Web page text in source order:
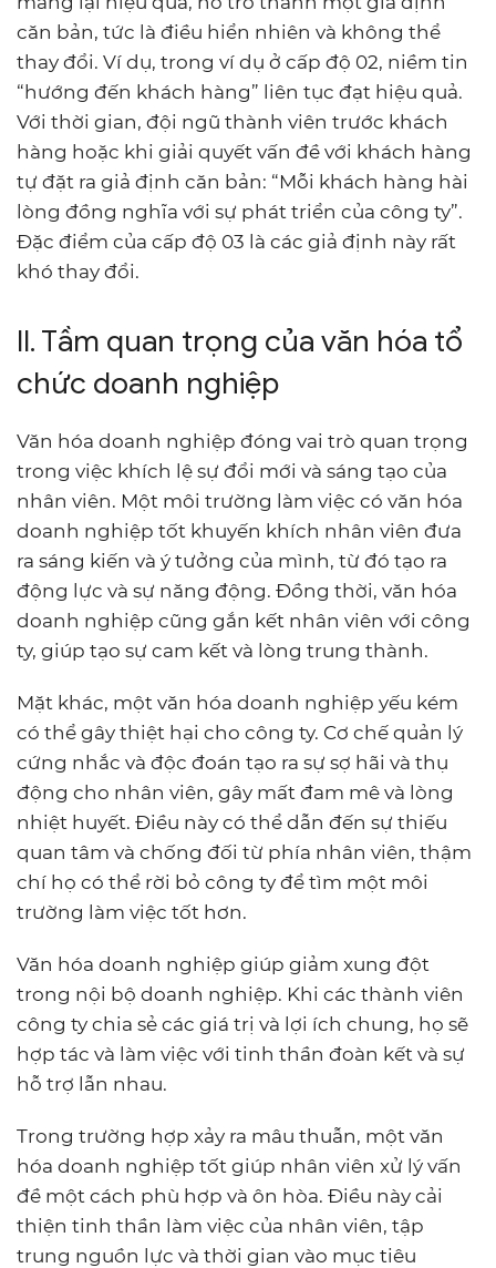
căn bản, tức là điều hiển nhiên và không thể
thay đổi. Ví dụ, trong ví dụ ở cấp độ 02, niềm tin
“hướng đến khách hàng” liên tục đạt hiệu quả.
Với thời gian, đội ngũ thành viên trước khách
hàng hoặc khi giải quyết vấn đề với khách hàng
tự đặt ra giả định căn bản: “Mỗi khách hàng hài
lòng đồng nghĩa với sự phát triển của công ty”.
Đặc điểm của cấp độ 03 là các giả định này rất
khó thay đổi.
II. Tầm quan trọng của văn hóa tổ
chức doanh nghiệp
Văn hóa doanh nghiệp đóng vai trò quan trọng
trong việc khích lệ sự đổi mới và sáng tạo của
nhân viên. Một môi trường làm việc có văn hóa
doanh nghiệp tốt khuyến khích nhân viên đưa
ra sáng kiến và ý tưởng của mình, từ đó tạo ra
động lực và sự năng động. Đồng thời, văn hóa
doanh nghiệp cũng gắn kết nhân viên với công
ty, giúp tạo sự cam kết và lòng trung thành.
Mặt khác, một văn hóa doanh nghiệp yếu kém
có thể gây thiệt hại cho công ty. Cơ chế quản lý
cứng nhắc và độc đoán tạo ra sự sợ hãi và thụ
động cho nhân viên, gây mất đam mê và lòng
nhiệt huyết. Điều này có thể dẫn đến sự thiếu
quan tâm và chống đối từ phía nhân viên, thậm
chí họ có thể rời bỏ công ty để tìm một môi
trường làm việc tốt hơn.
Văn hóa doanh nghiệp giúp giảm xung đột
trong nội bộ doanh nghiệp. Khi các thành viên
công ty chia sẻ các giá trị và lợi ích chung, họ sẽ
hợp tác và làm việc với tinh thần đoàn kết và sự
hỗ trợ lẫn nhau.
Trong trường hợp xảy ra mâu thuẫn, một văn
hóa doanh nghiệp tốt giúp nhân viên xử lý vấn
đề một cách phù hợp và ôn hòa. Điều này cải
thiện tinh thần làm việc của nhân viên, tập
trung nguồn lực và thời gian vào mục tiêu